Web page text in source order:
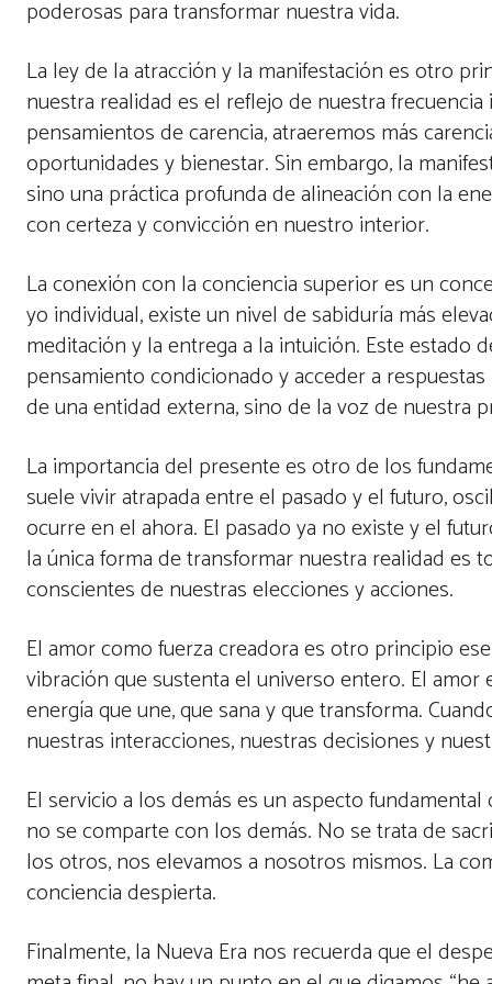
poderosas para transformar nuestra vida.
La ley de la atracción y la manifestación es otro
nuestra realidad es el reflejo de nuestra
pensamientos de carencia, atraeremos más
oportunidades y bienestar. Sin embargo, la
sino una práctica profunda de alineación con la
con certeza y convicción en nuestro interior.
La conexión con la conciencia superior es un
yo individual, existe un nivel de sabiduría más
meditación y la entrega a la intuición. Este
pensamiento condicionado y acceder a
de una entidad externa, sino de la voz de nuestra
La importancia del presente es otro de los
suele vivir atrapada entre el pasado y el futuro,
ocurre en el ahora. El pasado ya no existe y el
la única forma de transformar nuestra realidad
conscientes de nuestras elecciones y acciones.
El amor como fuerza creadora es otro principio
vibración que sustenta el universo entero. El
energía que une, que sana y que transforma.
nuestras interacciones, nuestras decisiones y
El servicio a los demás es un aspecto
no se comparte con los demás. No se trata de
los otros, nos elevamos a nosotros mismos. La
conciencia despierta.
Finalmente, la Nueva Era nos recuerda que el